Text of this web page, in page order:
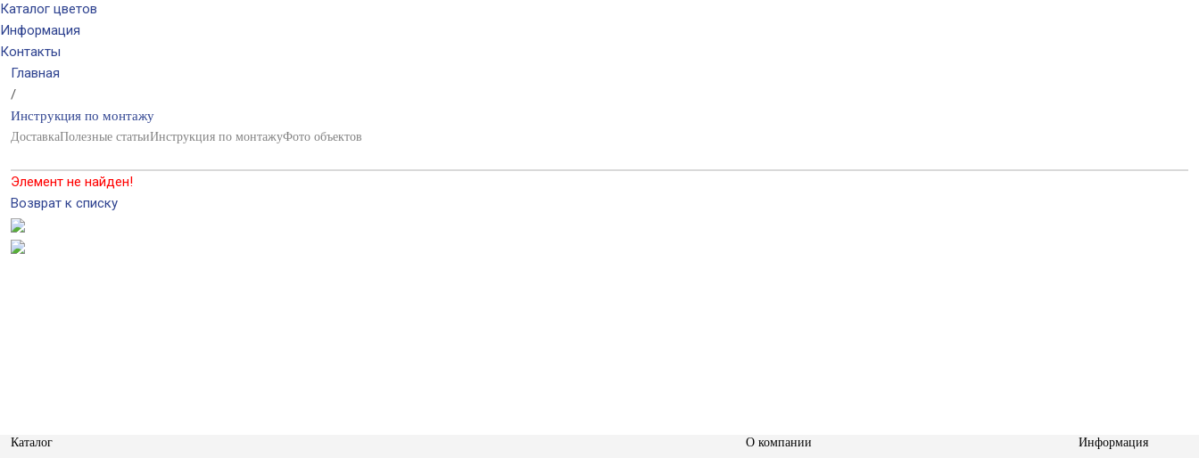
Каталог цветов
Информация
Контакты
Главная
/
Инструкция по монтажу
ДоставкаПолезные статьиИнструкция по монтажуФото объектов
Элемент не найден!
Возврат к списку
Каталог О компании Информация